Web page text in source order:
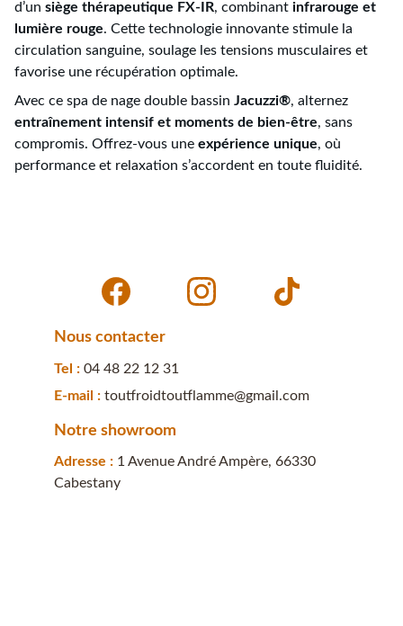
d’un siège thérapeutique FX-IR, combinant infrarouge et
lumière rouge. Cette technologie innovante stimule la
circulation sanguine, soulage les tensions musculaires et
favorise une récupération optimale.
Avec ce spa de nage double bassin Jacuzzi®, alternez
entraînement intensif et moments de bien-être, sans
compromis. Offrez-vous une expérience unique, où
performance et relaxation s’accordent en toute fluidité.
E-mail : toutfroidtoutflamme@gmail.com
Tel : 04 48 22 12 31
Adresse : 1 Avenue André Ampère, 66330
Cabestany
Notre showroom
Nous contacter